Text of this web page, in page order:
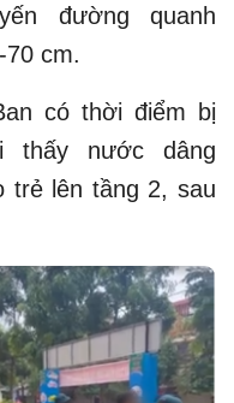
đường quanh
cm.
có thời điểm bị
thấy nước dâng
trẻ lên tầng 2, sau